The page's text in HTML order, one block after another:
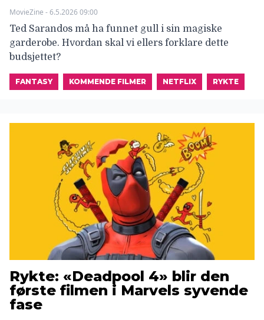
MovieZine - 6.5.2026 09:00
Ted Sarandos må ha funnet gull i sin magiske
garderobe. Hvordan skal vi ellers forklare dette
budsjettet?
FANTASY KOMMENDE FILMER NETFLIX RYKTE
Rykte: «Deadpool 4» blir den
første filmen i Marvels syvende
fase